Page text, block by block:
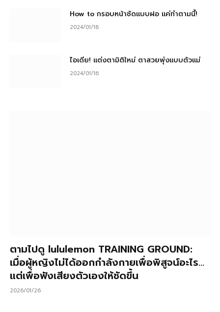
How to กรอบหน้าชัดแบบฝอ แค่ทำตามนี้!
2024/01/18
ไอเดีย! แต่งตามิติใหม่ ตาสวยพุ่งแบบตัวแม่
2024/01/16
ตามไปดู lululemon TRAINING GROUND:
เมื่อผู้หญิงไม่ได้ออกกำลังกายเพื่อพิสูจน์อะไร…
แต่เพื่อฟังเสียงตัวเองให้ชัดขึ้น
2026/01/26